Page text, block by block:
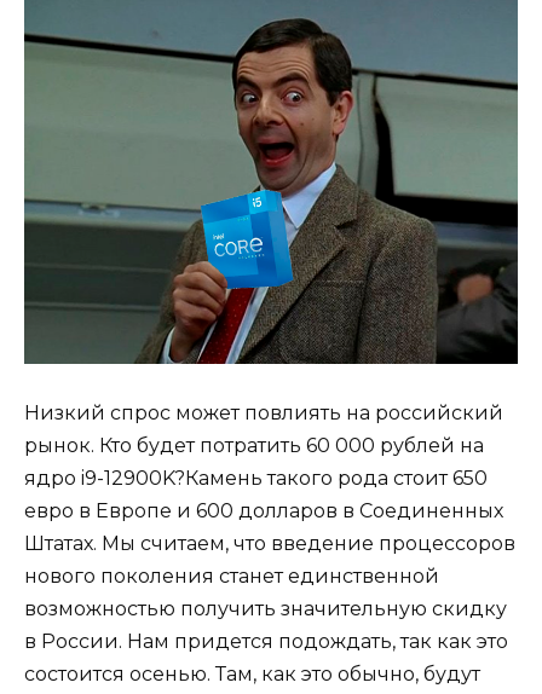
Низкий спрос может повлиять на российский
рынок. Кто будет потратить 60 000 рублей на
ядро i9-12900K?Камень такого рода стоит 650
евро в Европе и 600 долларов в Соединенных
Штатах. Мы считаем, что введение процессоров
нового поколения станет единственной
возможностью получить значительную скидку
в России. Нам придется подождать, так как это
состоится осенью. Там, как это обычно, будут